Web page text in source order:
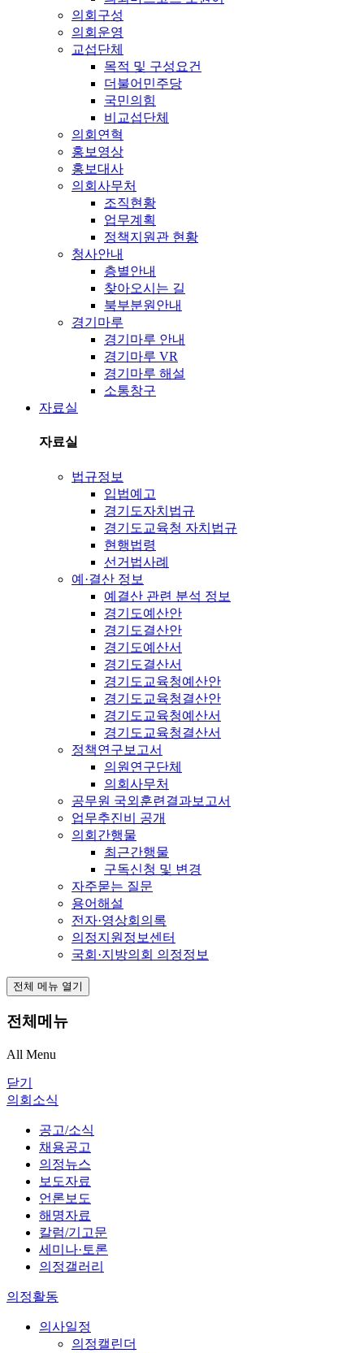
의회구성
의회운영
교섭단체
목적 및 구성요건
더불어민주당
국민의힘
비교섭단체
의회연혁
홍보영상
홍보대사
의회사무처
조직현황
업무계획
정책지원관 현황
청사안내
층별안내
찾아오시는 길
북부분원안내
경기마루
경기마루 안내
경기마루 VR
경기마루 해설
소통창구
자료실
자료실
법규정보
입법예고
경기도자치법규
경기도교육청 자치법규
현행법령
선거법사례
예·결산 정보
예결산 관련 분석 정보
경기도예산안
경기도결산안
경기도예산서
경기도결산서
경기도교육청예산안
경기도교육청결산안
경기도교육청예산서
경기도교육청결산서
정책연구보고서
의원연구단체
의회사무처
공무원 국외훈련결과보고서
업무추진비 공개
의회간행물
최근간행물
구독신청 및 변경
자주묻는 질문
용어해설
전자·영상회의록
의정지원정보센터
국회·지방의회 의정정보
전체 메뉴 열기
전체메뉴
All Menu
닫기
의회소식
공고/소식
채용공고
의정뉴스
보도자료
언론보도
해명자료
칼럼/기고문
세미나·토론
의정갤러리
의정활동
의사일정
의정캘린더